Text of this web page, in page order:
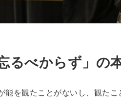
るべからず」の
能を観たことがないし、観た